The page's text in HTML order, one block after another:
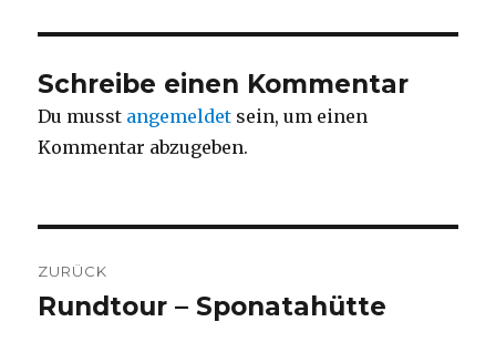
Schreibe einen Kommentar
Du musst angemeldet sein, um einen
Kommentar abzugeben.
ZURÜCK
Vorheriger
Rundtour – Sponatahütte